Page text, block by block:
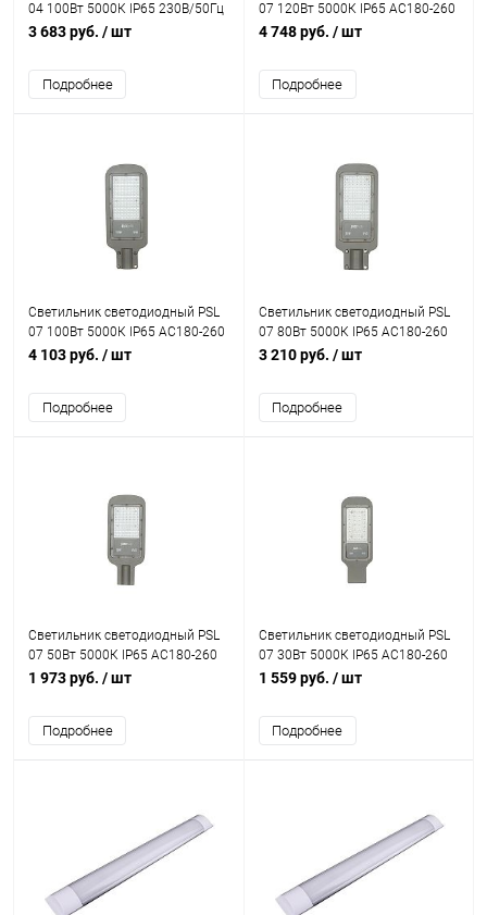
04 100Вт 5000К IP65 230В/50Гц
IP65 для высоких пролетов
3 683 руб. / шт
Подробнее
07 120Вт 5000К IP65 AC180-260
уличный ДКУ JazzWay 5041110
4 748 руб. / шт
Подробнее
Светильник светодиодный PSL
07 100Вт 5000К IP65 AC180-260
уличный ДКУ JazzWay 5041097
4 103 руб. / шт
Подробнее
Светильник светодиодный PSL
07 80Вт 5000К IP65 AC180-260
уличный ДКУ JazzWay 5041073
3 210 руб. / шт
Подробнее
Светильник светодиодный PSL
07 50Вт 5000К IP65 AC180-260
уличный ДКУ JazzWay 5041059
1 973 руб. / шт
Подробнее
Светильник светодиодный PSL
07 30Вт 5000К IP65 AC180-260
уличный ДКУ JazzWay 5041035
1 559 руб. / шт
Подробнее